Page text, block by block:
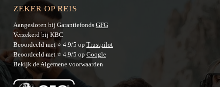
ZEKER OP REIS
Aangesloten bij Garantiefonds GFG
Verzekerd bij KBC
Beoordeeld met ⭐ 4.9/5 op Trustpilot
Beoordeeld met ⭐ 4.9/5 op Google
Bekijk de Algemene voorwaarden